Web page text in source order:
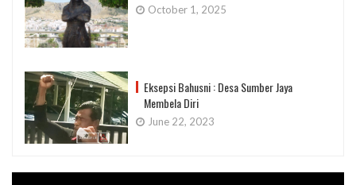
October 1, 2025
Eksepsi Bahusni : Desa Sumber Jaya
Membela Diri
June 22, 2023